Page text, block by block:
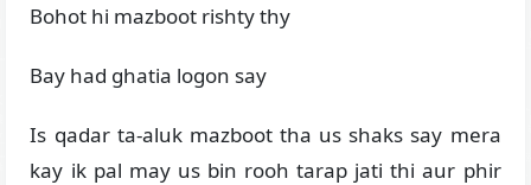
Bohot hi mazboot rishty thy
Bay had ghatia logon say
Is qadar ta-aluk mazboot tha us shaks say mera
kay ik pal may us bin rooh tarap jati thi aur phir